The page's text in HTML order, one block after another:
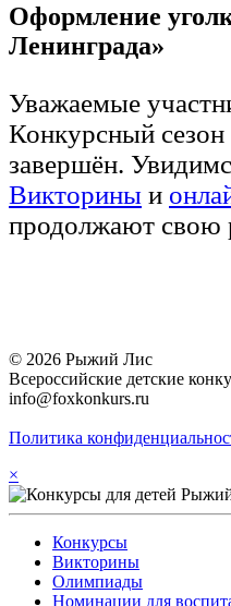
Оформление
Ленинграда»
Уважаемые
Конкурсный сезон
завершён.
Викторины и
продолжают свою
© 2026 Рыжий Лис
Всероссийские детские
info@foxkonkurs.ru
Политика
×
Конкурсы
Викторины
Олимпиады
Номинации для